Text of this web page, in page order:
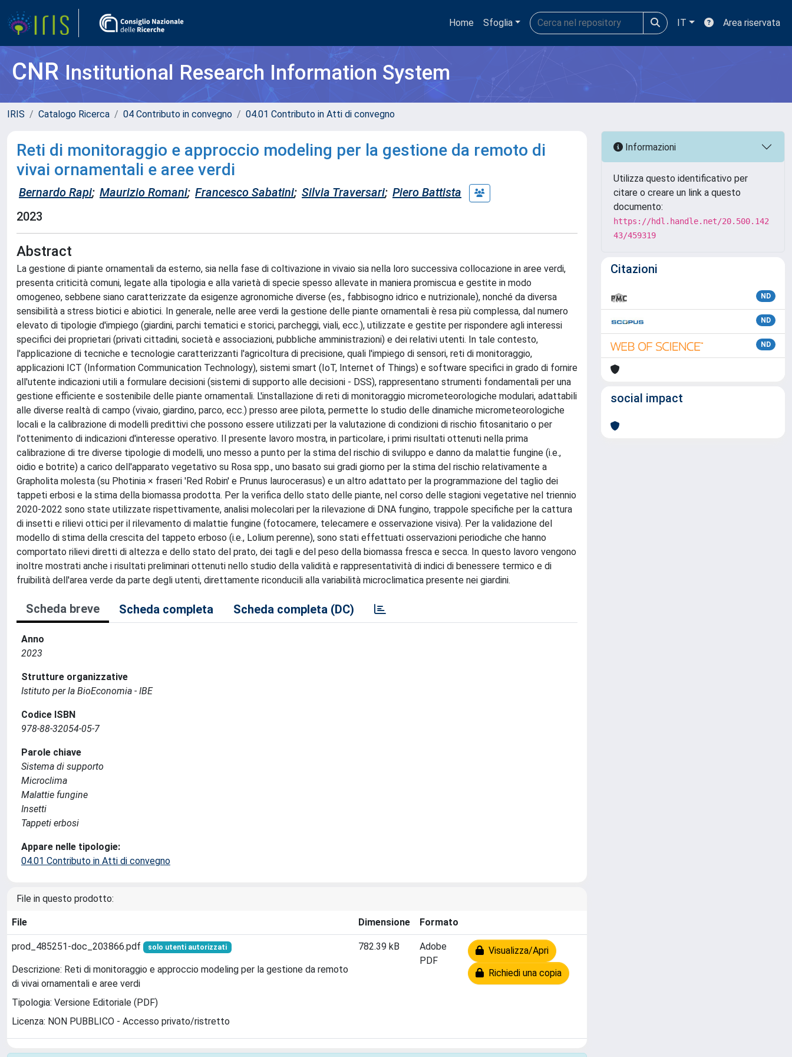
Home Sfoglia IT Area riservata
CNRInstitutional Research Information System
IRIS Catalogo Ricerca 04 Contributo in convegno 04.01 Contributo in Atti di convegno
Reti di monitoraggio e approccio modeling per la gestione da remoto di
vivai ornamentali e aree verdi
Bernardo Rapi; Maurizio Romani; Francesco Sabatini; Silvia Traversari; Piero Battista
2023
Abstract
La gestione di piante ornamentali da esterno, sia nella fase di coltivazione in vivaio sia nella loro successiva collocazione in aree verdi,
presenta criticità comuni, legate alla tipologia e alla varietà di specie spesso allevate in maniera promiscua e gestite in modo
omogeneo, sebbene siano caratterizzate da esigenze agronomiche diverse (es., fabbisogno idrico e nutrizionale), nonché da diversa
sensibilità a stress biotici e abiotici. In generale, nelle aree verdi la gestione delle piante ornamentali è resa più complessa, dal numero
elevato di tipologie d'impiego (giardini, parchi tematici e storici, parcheggi, viali, ecc.), utilizzate e gestite per rispondere agli interessi
specifici dei proprietari (privati cittadini, società e associazioni, pubbliche amministrazioni) e dei relativi utenti. In tale contesto,
l'applicazione di tecniche e tecnologie caratterizzanti l'agricoltura di precisione, quali l'impiego di sensori, reti di monitoraggio,
applicazioni ICT (Information Communication Technology), sistemi smart (IoT, Internet of Things) e software specifici in grado di fornire
all'utente indicazioni utili a formulare decisioni (sistemi di supporto alle decisioni - DSS), rappresentano strumenti fondamentali per una
gestione efficiente e sostenibile delle piante ornamentali. L'installazione di reti di monitoraggio micrometeorologiche modulari, adattabili
alle diverse realtà di campo (vivaio, giardino, parco, ecc.) presso aree pilota, permette lo studio delle dinamiche micrometeorologiche
locali e la calibrazione di modelli predittivi che possono essere utilizzati per la valutazione di condizioni di rischio fitosanitario o per
l'ottenimento di indicazioni d'interesse operativo. Il presente lavoro mostra, in particolare, i primi risultati ottenuti nella prima
calibrazione di tre diverse tipologie di modelli, uno messo a punto per la stima del rischio di sviluppo e danno da malattie fungine (i.e.,
oidio e botrite) a carico dell'apparato vegetativo su Rosa spp., uno basato sui gradi giorno per la stima del rischio relativamente a
Grapholita molesta (su Photinia × fraseri 'Red Robin' e Prunus laurocerasus) e un altro adattato per la programmazione del taglio dei
tappeti erbosi e la stima della biomassa prodotta. Per la verifica dello stato delle piante, nel corso delle stagioni vegetative nel triennio
2020-2022 sono state utilizzate rispettivamente, analisi molecolari per la rilevazione di DNA fungino, trappole specifiche per la cattura
di insetti e rilievi ottici per il rilevamento di malattie fungine (fotocamere, telecamere e osservazione visiva). Per la validazione del
modello di stima della crescita del tappeto erboso (i.e., Lolium perenne), sono stati effettuati osservazioni periodiche che hanno
comportato rilievi diretti di altezza e dello stato del prato, dei tagli e del peso della biomassa fresca e secca. In questo lavoro vengono
inoltre mostrati anche i risultati preliminari ottenuti nello studio della validità e rappresentatività di indici di benessere termico e di
fruibilità dell'area verde da parte degli utenti, direttamente riconducili alla variabilità microclimatica presente nei giardini.
Scheda breve Scheda completa Scheda completa (DC)
Anno
2023
Strutture organizzative
Istituto per la BioEconomia - IBE
Codice ISBN
978-88-32054-05-7
Parole chiave
Sistema di supporto
Microclima
Malattie fungine
Insetti
Tappeti erbosi
Appare nelle tipologie:
04.01 Contributo in Atti di convegno
File in questo prodotto:
File Dimensione Formato
prod_485251-doc_203866.pdf solo utenti autorizzati
Descrizione: Reti di monitoraggio e approccio modeling per la gestione da remoto
di vivai ornamentali e aree verdi
Tipologia: Versione Editoriale (PDF)
Licenza: NON PUBBLICO - Accesso privato/ristretto
782.39 kB
Adobe
PDF
Visualizza/Apri
Richiedi una copia
Informazioni
Utilizza questo identificativo per
citare o creare un link a questo
documento:
https://hdl.handle.net/20.500.142
43/459319
Citazioni
ND
ND
ND
social impact